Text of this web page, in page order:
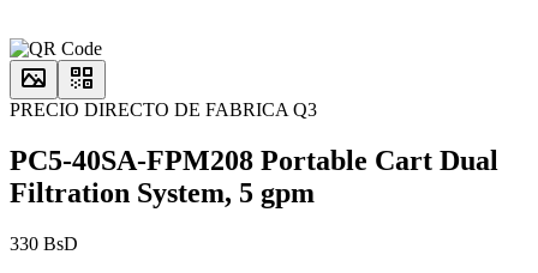
PRECIO DIRECTO DE FABRICA Q3
PC5-40SA-FPM208 Portable Cart Dual
Filtration System, 5 gpm
330 BsD